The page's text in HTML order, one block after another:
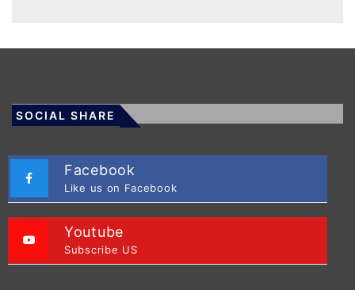
SOCIAL SHARE
Facebook
Like us on Facebook
Youtube
Subscribe US